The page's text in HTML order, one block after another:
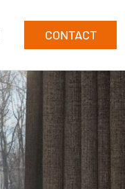
CONTACT